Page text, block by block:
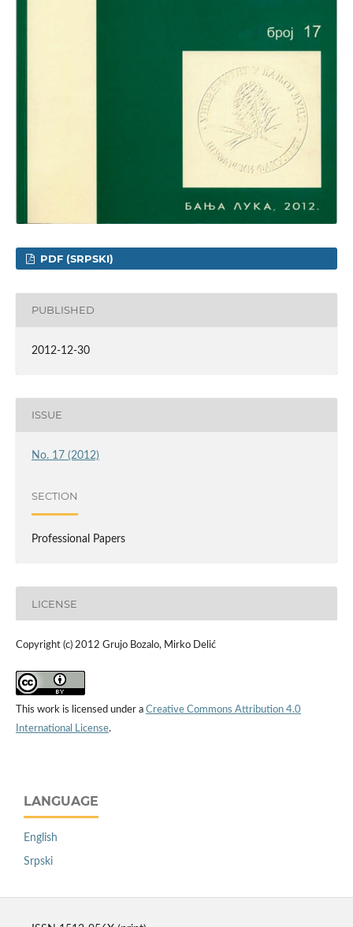
PDF (SRPSKI)
PUBLISHED
2012-12-30
ISSUE
No. 17 (2012)
SECTION
Professional Papers
LICENSE
Copyright (c) 2012 Grujo Bozalo, Mirko Delić
This work is licensed under a Creative Commons Attribution 4.0
International License.
LANGUAGE
English
Srpski